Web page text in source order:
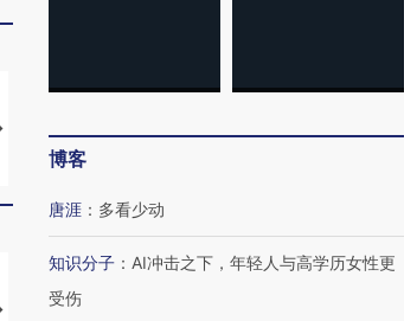
马航飞行员跨国走私7万
粒摇头丸 尿检体内含3种
【推广】走进第四届链博
博客
唐涯 ： 多看少动
知识分子 ： AI冲击之下，年轻人与高学历女性更
受伤